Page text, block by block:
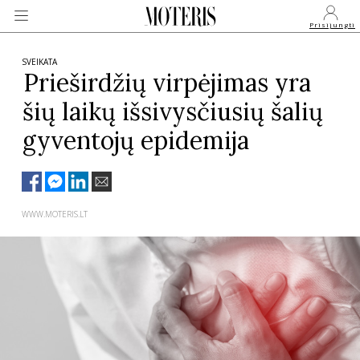
Prisijungti
VEIDAI
MADA
GROŽIS
SVEIKATA
APIE MANE
SVEIKATA
Prieširdžių virpėjimas yra
šių laikų išsivysčiusių šalių
gyventojų epidemija
WWW.MOTERIS.LT